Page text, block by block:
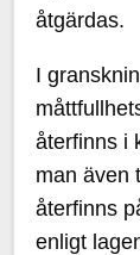
åtgärdas.
I
återfinns i
man även
återfinns
enligt